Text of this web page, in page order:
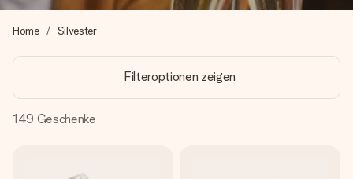
+49 39292 929695
Montag - Freitag : 8:30 - 17:00 Uhr
Samstag - Sonntag : 8:30 - 13:00 Uhr
Home Silvester
Filteroptionen zeigen
149 Geschenke